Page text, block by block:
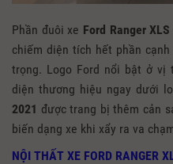
Phần đuôi xe Ford Ranger XLS
chiếm diện tích hết phần
trọng. Logo Ford nổi bật ở vị
diện thương hiệu ngay dưới
2021 được trang bị thêm cản
biến dạng xe khi xẩy ra va
NỘI THẤT XE FORD RANGER